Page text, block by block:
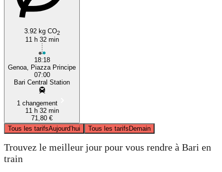
3.92 kg CO2
11 h 32 min
18:18
Genoa, Piazza Principe
07:00
Bari Central Station
1 changement
11 h 32 min
71,80 €
Tous les tarifsAujourd’hui Tous les tarifsDemain
Trouvez le meilleur jour pour vous rendre à Bari en
train